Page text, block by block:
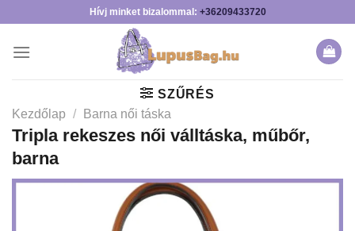
content
Hívj minket bizalommal: +36209433720
SZŰRÉS
Kezdőlap / Barna női táska
Tripla rekeszes női válltáska, műbőr,
barna